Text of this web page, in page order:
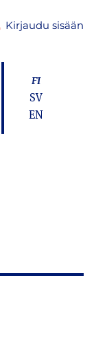
Kirjaudu sisään
FI
SV
EN